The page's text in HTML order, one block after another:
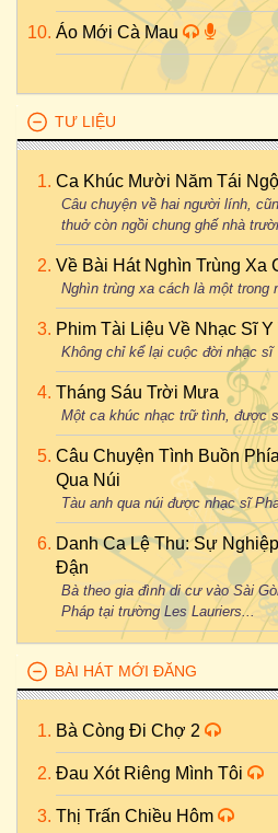
Áo Mới Cà Mau
TƯ LIỆU
Ca Khúc Mười Năm Tái Ngộ
Câu chuyện về hai người lính,
thuở còn ngồi chung ghế nhà
Về Bài Hát Nghìn Trùng Xa
Nghìn trùng xa cách là một trong
Phim Tài Liệu Về Nhạc Sĩ Y
Không chỉ kể lại cuộc đời nhạc sĩ
Tháng Sáu Trời Mưa
Một ca khúc nhạc trữ tình, được
Câu Chuyện Tình Buồn
Qua Núi
Tàu anh qua núi được nhạc sĩ
Danh Ca Lệ Thu: Sự
Đận
Bà theo gia đình di cư vào Sài
Pháp tại trường Les Lauriers...
BÀI HÁT MỚI ĐĂNG
Bà Còng Đi Chợ 2
Đau Xót Riêng Mình Tôi
Thị Trấn Chiều Hôm